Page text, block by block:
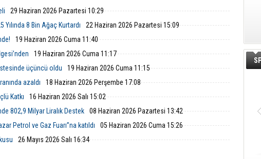
başarılarını sürdürülebilirlik odaklı
ediyor.
milyar dolarlık ihracatla Cumhuriyet
gerçekleştirdi.
29 Haziran 2026 Pazartesi 10:29
Yılında 8 Bin Ağaç Kurtardı
22 Haziran 2026 Pazartesi 15:09
19 Haziran 2026 Cuma 11:40
19 Haziran 2026 Cuma 11:17
üçüncü oldu
19 Haziran 2026 Cuma 11:15
azaldı
18 Haziran 2026 Perşembe 17:08
Katkı
16 Haziran 2026 Salı 15:02
802,9 Milyar Liralık Destek
08 Haziran 2026 Pazartesi 13:42
Petrol ve Gaz Fuarı”na katıldı
05 Haziran 2026 Cuma 15:26
26 Mayıs 2026 Salı 16:34